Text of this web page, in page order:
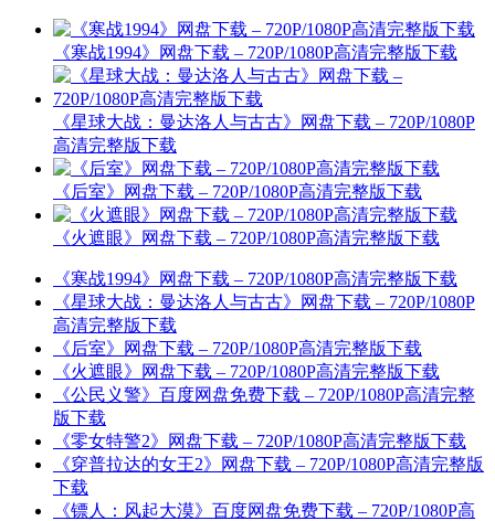
《寒战1994》网盘下载 – 720P/1080P高清完整版下载
《星球大战：曼达洛人与古古》网盘下载 – 720P/1080P
高清完整版下载
《后室》网盘下载 – 720P/1080P高清完整版下载
《火遮眼》网盘下载 – 720P/1080P高清完整版下载
《寒战1994》网盘下载 – 720P/1080P高清完整版下载
《星球大战：曼达洛人与古古》网盘下载 – 720P/1080P
高清完整版下载
《后室》网盘下载 – 720P/1080P高清完整版下载
《火遮眼》网盘下载 – 720P/1080P高清完整版下载
《公民义警》百度网盘免费下载 – 720P/1080P高清完整
版下载
《零女特警2》网盘下载 – 720P/1080P高清完整版下载
《穿普拉达的女王2》网盘下载 – 720P/1080P高清完整版
下载
《镖人：风起大漠》百度网盘免费下载 – 720P/1080P高